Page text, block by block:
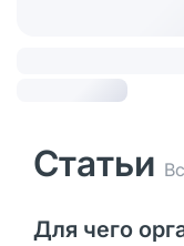
Статьи
Для чего